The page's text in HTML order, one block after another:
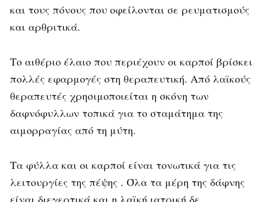
και τους πόνους που οφείλονται σε ρευματισμούς
και αρθριτικά.
Το αιθέριο έλαιο που περιέχουν οι καρποί βρίσκει
πολλές εφαρμογές στη θεραπευτική. Από λαϊκούς
θεραπευτές χρησιμοποιείται η σκόνη των
δαφνόφυλλων τοπικά για το σταμάτημα της
αιμορραγίας από τη μύτη.
Τα φύλλα και οι καρποί είναι τονωτικά για τις
λειτουργίες της πέψης . Όλα τα μέρη της δάφνης
είναι διεγερτικά και η λαϊκή ιατρική δε